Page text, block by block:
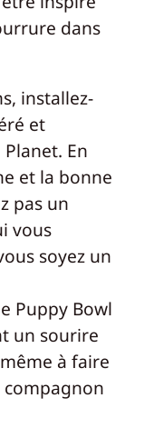
dans
installez-
et
En
et la bonne
pas un
vous
soyez un
Puppy Bowl
un sourire
à faire
compagnon